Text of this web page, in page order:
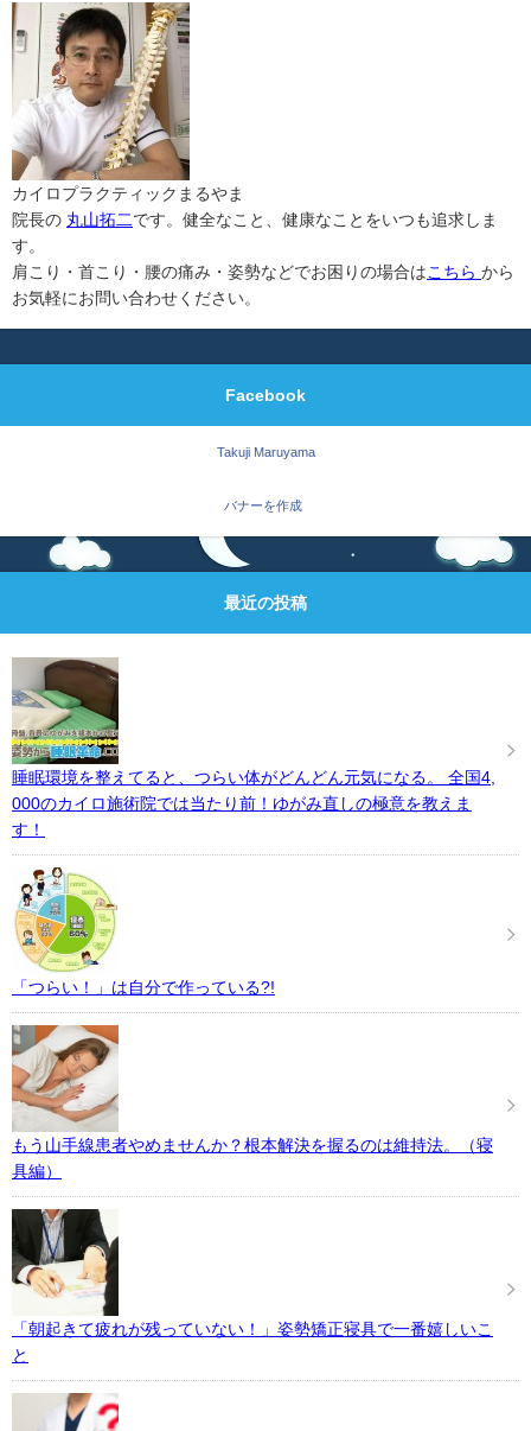
カイロプラクティックまるやま
院長の 丸山拓二です。健全なこと、健康なことをいつも追求しま
す。
肩こり・首こり・腰の痛み・姿勢などでお困りの場合はこちら から
お気軽にお問い合わせください。
Facebook
Takuji Maruyama
バナーを作成
最近の投稿
睡眠環境を整えてると、つらい体がどんどん元気になる。 全国4,
000のカイロ施術院では当たり前！ゆがみ直しの極意を教えま
す！
「つらい！」は自分で作っている?!
もう山手線患者やめませんか？根本解決を握るのは維持法。（寝
具編）
「朝起きて疲れが残っていない！」姿勢矯正寝具で一番嬉しいこ
と